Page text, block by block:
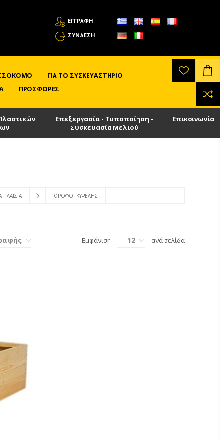
ΕΓΓΡΑΦΗ
ΣΎΝΔΕΣΗ
ΓΙΑ ΤΟ ΣΥΣΚΕΥΑΣΤΉΡΙΟ
ΠΡΟΣΦΟΡΈΣ
Επεξεργασία - Τυποποίηση -
Συσκευασία Μελιού
Επικοινωνία
ΠΛΑΊΣΙΑ ΌΡΟΦΟΙ ΚΥΨΈΛΗΣ
Εμφάνιση 12 ανά σελίδα